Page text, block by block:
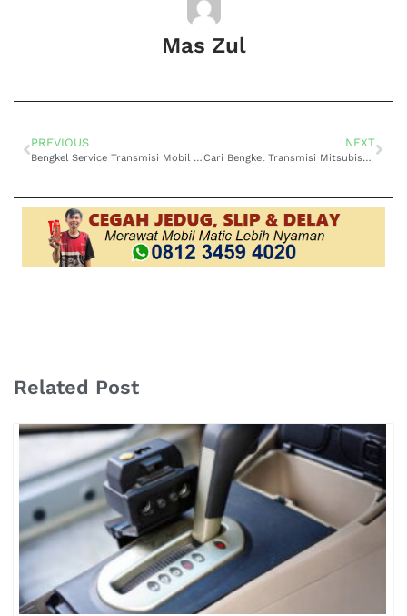
Mas Zul
PREVIOUS
Bengkel Service Transmisi Mobil Honda di Cihampelas: Solusi Tepat Saat Gigi Mulai Rewel
NEXT
Cari Bengkel Transmisi Mitsubishi di Area Braga? Jangan Sampai Salah Pilih!
Related Post